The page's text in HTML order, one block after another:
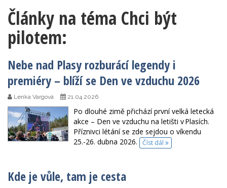
Články na téma Chci být
pilotem:
Nebe nad Plasy rozburácí legendy i
premiéry – blíží se Den ve vzduchu 2026
Lenka Vargová 21.04.2026
Po dlouhé zimě přichází první velká letecká
akce – Den ve vzduchu na letišti v Plasích.
Příznivci létání se zde sejdou o víkendu
25.-26. dubna 2026.
Číst dál
Kde je vůle, tam je cesta